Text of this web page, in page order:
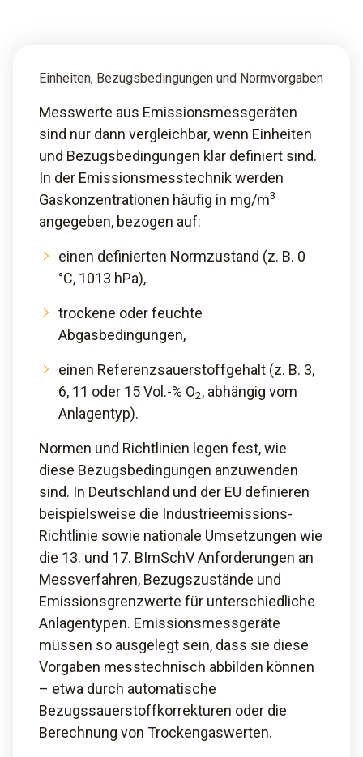
Einheiten, Bezugsbedingungen und Normvorgaben
Messwerte aus Emissionsmessgeräten
sind nur dann vergleichbar, wenn Einheiten
und Bezugsbedingungen klar definiert sind.
In der Emissionsmesstechnik werden
Gaskonzentrationen häufig in mg/m3
angegeben, bezogen auf:
einen definierten Normzustand (z. B. 0
°C, 1013 hPa),
trockene oder feuchte
Abgasbedingungen,
einen Referenzsauerstoffgehalt (z. B. 3,
6, 11 oder 15 Vol.-% O2, abhängig vom
Anlagentyp).
Normen und Richtlinien legen fest, wie
diese Bezugsbedingungen anzuwenden
sind. In Deutschland und der EU definieren
beispielsweise die Industrieemissions-
Richtlinie sowie nationale Umsetzungen wie
die 13. und 17. BImSchV Anforderungen an
Messverfahren, Bezugszustände und
Emissionsgrenzwerte für unterschiedliche
Anlagentypen. Emissionsmessgeräte
müssen so ausgelegt sein, dass sie diese
Vorgaben messtechnisch abbilden können
– etwa durch automatische
Bezugssauerstoffkorrekturen oder die
Berechnung von Trockengaswerten.